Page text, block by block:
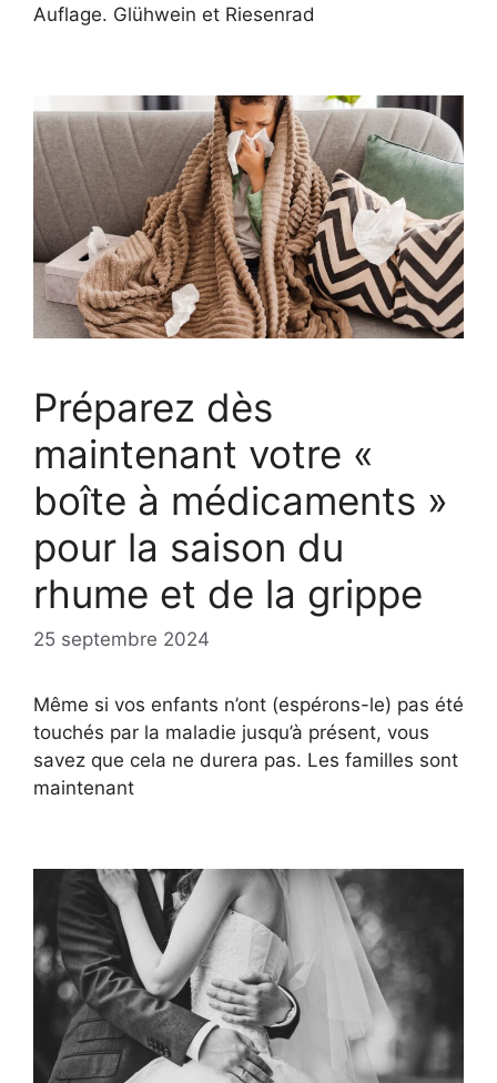
Auflage. Glühwein et Riesenrad
Préparez dès
maintenant votre «
boîte à médicaments »
pour la saison du
rhume et de la grippe
25 septembre 2024
Même si vos enfants n’ont (espérons-le) pas été
touchés par la maladie jusqu’à présent, vous
savez que cela ne durera pas. Les familles sont
maintenant